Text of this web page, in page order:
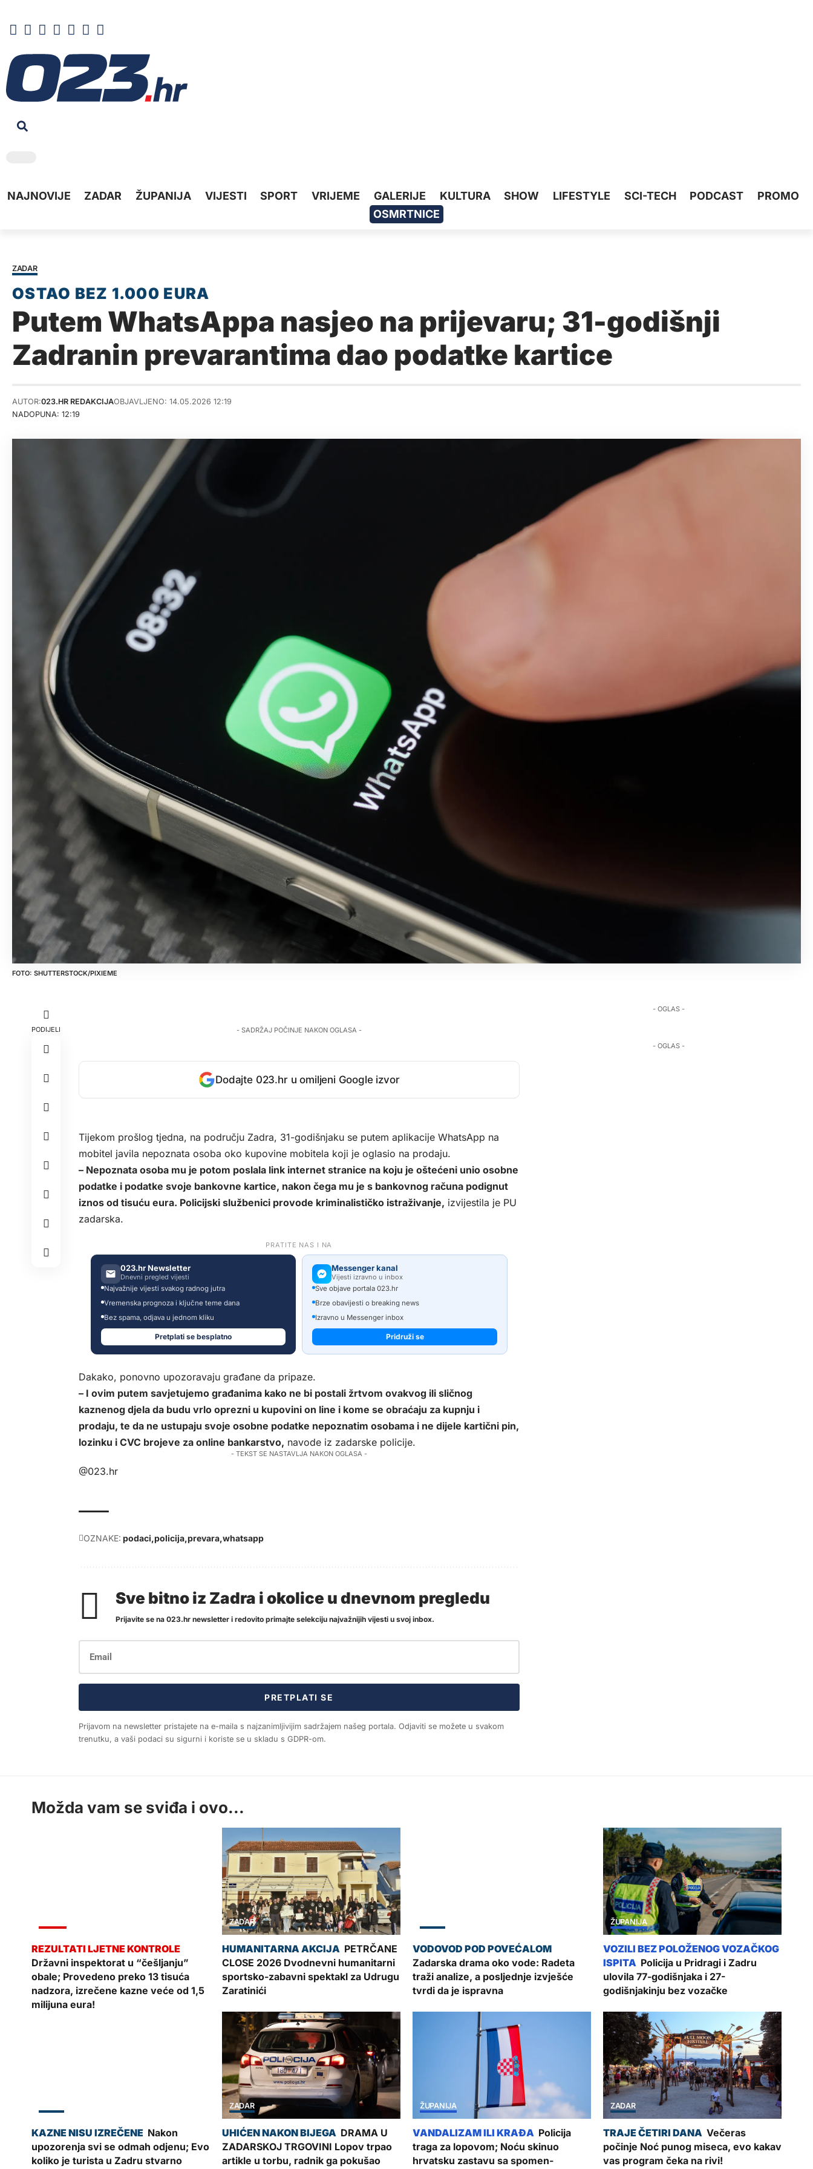
NAJNOVIJE ZADAR ŽUPANIJA VIJESTI SPORT VRIJEME GALERIJE KULTURA SHOW LIFESTYLE SCI-TECH PODCAST
PROMO
OSMRTNICE
ZADAR
Putem WhatsAppa nasjeo na prijevaru; 31-godišnji
Zadranin prevarantima dao podatke kartice
NADOPUNA: 12:19
AUTOR:023.HR REDAKCIJAOBJAVLJENO: 14.05.2026 12:19
SHUTTERSTOCK/PIXIEME
PODIJELI - SADRŽAJ POČINJE NAKON OGLASA -
Dodajte 023.hr u omiljeni Google izvor
Tijekom prošlog tjedna, na području Zadra, 31-godišnjaku se putem aplikacije WhatsApp na
mobitel javila nepoznata osoba oko kupovine mobitela koji je oglasio na prodaju.
– Nepoznata osoba mu je potom poslala link internet stranice na koju je oštećeni unio osobne
podatke i podatke svoje bankovne kartice, nakon čega mu je s bankovnog računa podignut
iznos od tisuću eura. Policijski službenici provode kriminalističko istraživanje, izvijestila je PU
zadarska.
PRATITE NAS I NA
023.hr Newsletter
Dnevni pregled vijesti
Najvažnije vijesti svakog radnog jutra
Vremenska prognoza i ključne teme dana
Bez spama, odjava u jednom kliku
Pretplati se besplatno
Messenger kanal
Vijesti izravno u inbox
Sve objave portala 023.hr
Brze obavijesti o breaking news
Izravno u Messenger inbox
Pridruži se
Dakako, ponovno upozoravaju građane da pripaze.
– I ovim putem savjetujemo građanima kako ne bi postali žrtvom ovakvog ili sličnog
kaznenog djela da budu vrlo oprezni u kupovini on line i kome se obraćaju za kupnju i
prodaju, te da ne ustupaju svoje osobne podatke nepoznatim osobama i ne dijele kartični pin,
lozinku i CVC brojeve za online bankarstvo, navode iz zadarske policije.
- TEKST SE NASTAVLJA NAKON OGLASA -
@023.hr
OZNAKE: podaci policija prevara whatsapp
Sve bitno iz Zadra i okolice u dnevnom pregledu
Prijavite se na 023.hr newsletter i redovito primajte selekciju najvažnijih vijesti u svoj inbox.
PRETPLATI SE
Prijavom na newsletter pristajete na e-maila s najzanimljivijim sadržajem našeg portala. Odjaviti se možete u svakom
trenutku, a vaši podaci su sigurni i koriste se u skladu s GDPR-om.
- OGLAS -
- OGLAS -
Možda vam se sviđa i ovo...
Državni inspektorat u “češljanju”
obale; Provedeno preko 13 tisuća
nadzora, izrečene kazne veće od 1,5
milijuna eura!
ZADAR
PETRČANE
CLOSE 2026 Dvodnevni humanitarni
sportsko-zabavni spektakl za Udrugu
Zaratinići
Zadarska drama oko vode: Radeta
traži analize, a posljednje izvješće
tvrdi da je ispravna
ŽUPANIJA
Policija u Pridragi i Zadru
ulovila 77-godišnjaka i 27-
godišnjakinju bez vozačke
Nakon
upozorenja svi se odmah odjenu; Evo
koliko je turista u Zadru stvarno
ZADAR
DRAMA U
ZADARSKOJ TRGOVINI Lopov trpao
artikle u torbu, radnik ga pokušao
ŽUPANIJA
Policija
traga za lopovom; Noću skinuo
hrvatsku zastavu sa spomen-
ZADAR
Večeras
počinje Noć punog miseca, evo kakav
vas program čeka na rivi!